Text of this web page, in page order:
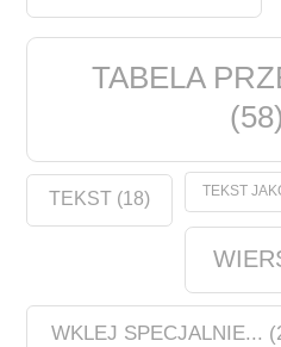
TABELA
(58)
TEKST (18) TEKST
WKLEJ SPECJALNIE...